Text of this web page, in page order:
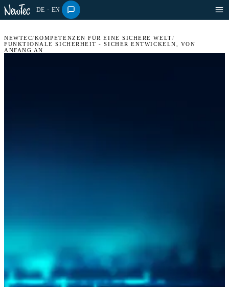
DE · EN
NEWTEC/KOMPETENZEN FÜR EINE SICHERE WELT/
FUNKTIONALE SICHERHEIT - SICHER ENTWICKELN, VON
ANFANG AN